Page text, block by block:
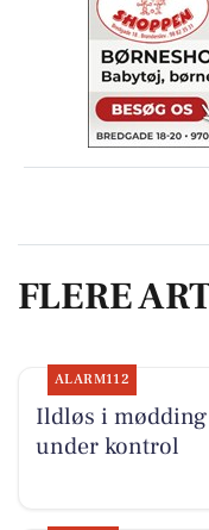
FLERE
ALARM112
Ildløs i mødding
under kontrol